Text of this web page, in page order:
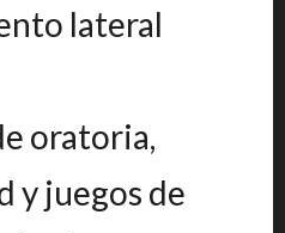
lateral
oratoria,
y juegos de